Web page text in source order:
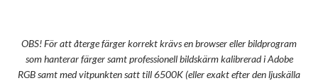
OBS! För att återge färger korrekt krävs en browser eller bildprogram
som hanterar färger samt professionell bildskärm kalibrerad i Adobe
RGB samt med vitpunkten satt till 6500K (eller exakt efter den ljuskälla